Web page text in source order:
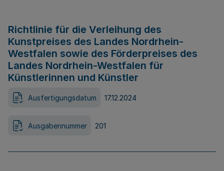
Richtlinie für die Verleihung des
Kunstpreises des Landes Nordrhein-
Westfalen sowie des Förderpreises des
Landes Nordrhein-Westfalen für
Künstlerinnen und Künstler
Ausfertigungsdatum 17.12.2024
Ausgabennummer 201